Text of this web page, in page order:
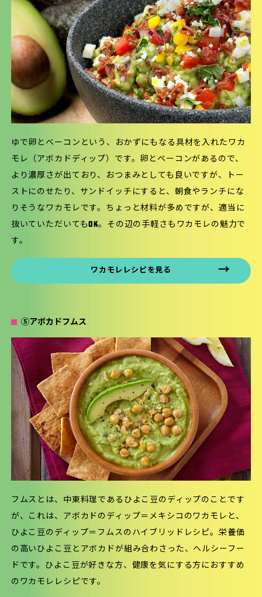
ゆで卵とベーコンという、おかずにもなる具材を入れたワカ
モレ（アボカドディップ）です。卵とベーコンがあるので、
より濃厚さが出ており、おつまみとしても良いですが、トー
ストにのせたり、サンドイッチにすると、朝食やランチにな
りそうなワカモレです。ちょっと材料が多めですが、適当に
抜いていただいてもOK。その辺の手軽さもワカモレの魅力で
す。
ワカモレレシピを見る
⑤アボカドフムス
フムスとは、中東料理であるひよこ豆のディップのことです
が、これは、アボカドのディップ＝メキシコのワカモレと、
ひよこ豆のディップ＝フムスのハイブリッドレシピ。栄養価
の高いひよこ豆とアボカドが組み合わさった、ヘルシーフー
ドです。ひよこ豆が好きな方、健康を気にする方におすすめ
のワカモレレシピです。